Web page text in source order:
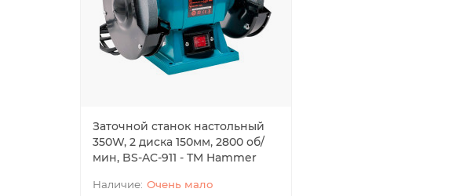
Заточной станок настольный
350W, 2 диска 150мм, 2800 об/
мин, BS-AC-911 - TM Hammer
Очень мало